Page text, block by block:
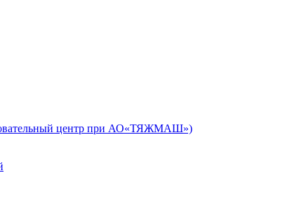
центр при АО«ТЯЖМАШ»)